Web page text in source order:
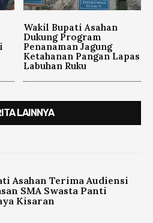
Wakil Bupati Asahan
Dukung Program
Penanaman Jagung
Ketahanan Pangan Lapas
Labuhan Ruku
LAINNYA
Asahan Terima Audiensi
SMA Swasta Panti
Kisaran